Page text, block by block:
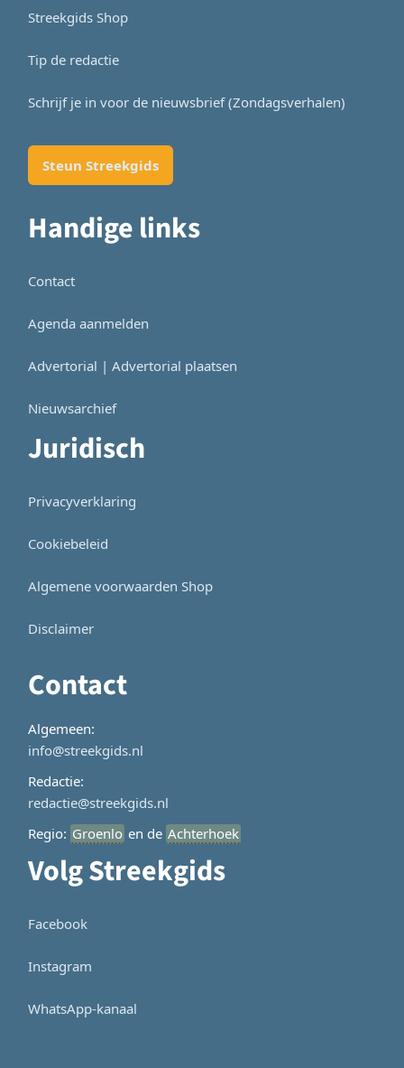
Streekgids Shop
Tip de redactie
Schrijf je in voor de nieuwsbrief (Zondagsverhalen)
Steun Streekgids
Handige links
Contact
Agenda aanmelden
Advertorial | Advertorial plaatsen
Nieuwsarchief
Juridisch
Privacyverklaring
Cookiebeleid
Algemene voorwaarden Shop
Disclaimer
Contact
Algemeen:
info@streekgids.nl
Redactie:
redactie@streekgids.nl
Regio: Groenlo en de Achterhoek
Volg Streekgids
Facebook
Instagram
WhatsApp-kanaal